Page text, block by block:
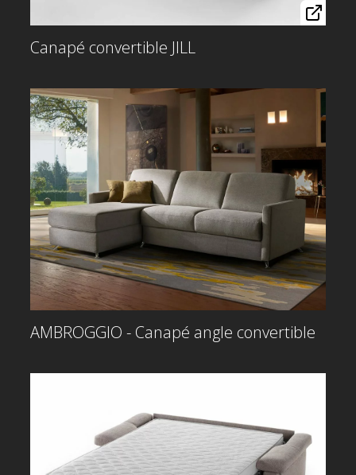
Canapé convertible JILL
AMBROGGIO - Canapé angle convertible